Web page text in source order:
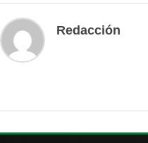
Redacción